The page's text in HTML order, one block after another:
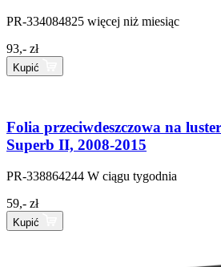
PR-334084825 więcej niż miesiąc
93,- zł
Kupić
Folia przeciwdeszczowa na
Superb II, 2008-2015
PR-338864244 W ciągu tygodnia
59,- zł
Kupić